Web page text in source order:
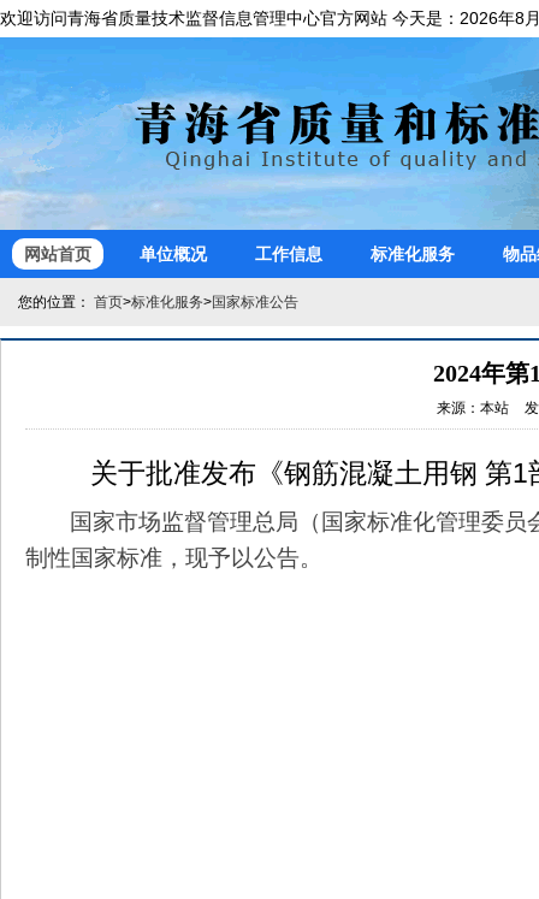
欢迎访问青海省质量技术监督信息管理中心官方网站 今天是：
网站首页 单位概况 工作信息 标准化服务 物
您的位置： 首页>标准化服务>国家标准公告
2024年第
关于批准发布《钢筋混凝土用钢 第
国家市场监督管理总局（国家标准化管理委
制性国家标准，现予以公告。